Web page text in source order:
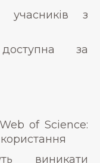
учасників з
за
of Science:
виникати